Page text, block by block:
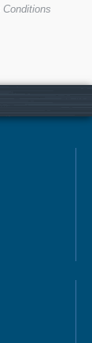
Conditions